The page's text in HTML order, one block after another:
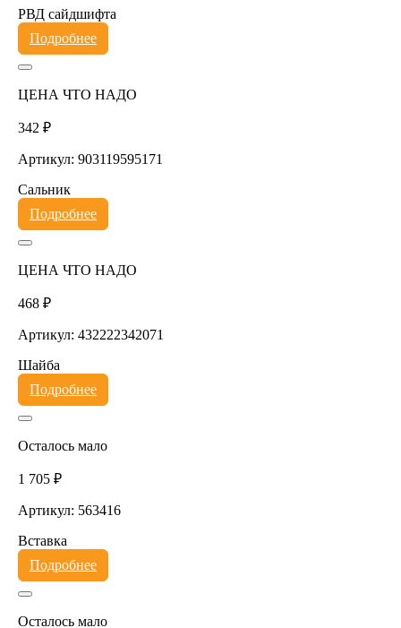
РВД сайдшифта
Подробнее
ЦЕНА ЧТО НАДО
342 ₽
Артикул: 903119595171
Сальник
Подробнее
ЦЕНА ЧТО НАДО
468 ₽
Артикул: 432222342071
Шайба
Подробнее
Осталось мало
1 705 ₽
Артикул: 563416
Вставка
Подробнее
Осталось мало